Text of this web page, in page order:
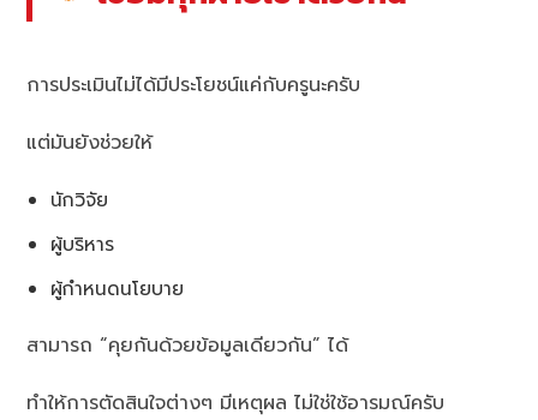
การประเมินไม่ได้มีประโยชน์แค่กับครูนะครับ
แต่มันยังช่วยให้
นักวิจัย
ผู้บริหาร
ผู้กำหนดนโยบาย
สามารถ “คุยกันด้วยข้อมูลเดียวกัน” ได้
ทำให้การตัดสินใจต่างๆ มีเหตุผล ไม่ใช่ใช้อารมณ์ครับ